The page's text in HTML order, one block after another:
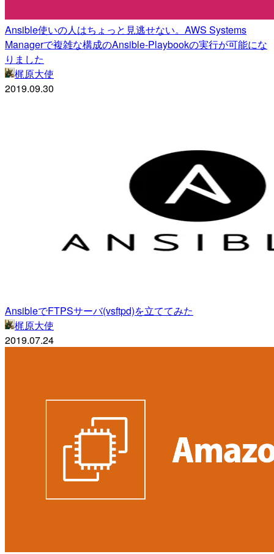
Ansible使いの人はちょっと見逃せない。AWS Systems
Managerで複雑な構成のAnsible-Playbookの実行が可能にな
りました
梶原大使
2019.09.30
AnsibleでFTPSサーバ(vsftpd)を立ててみた
梶原大使
2019.07.24